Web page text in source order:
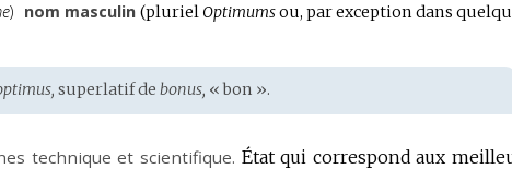
) nom masculin (pluriel Optimumsou, par exception dans
superlatif debonus, « bon ».
technique et scientifique. État qui correspond aux